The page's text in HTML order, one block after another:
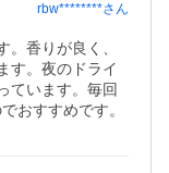
rbw********さん
香りが良く、
す。夜のドライ
ています。毎回
おすすめです。